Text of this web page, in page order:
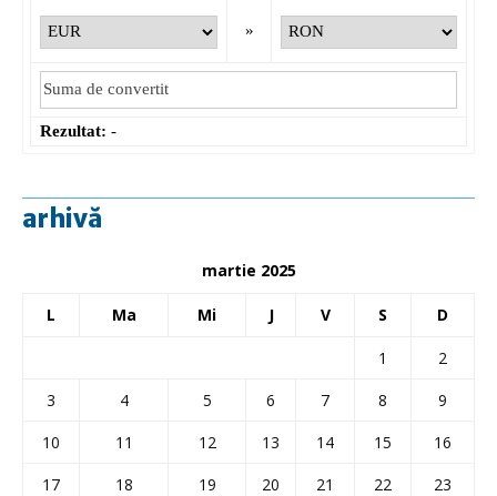
»
Rezultat: -
arhivă
martie 2025
L Ma Mi J V S D
1
2
3
4 5 6 7 8
9
10
11 12 13 14 15
16
17
18 19 20 21 22
23